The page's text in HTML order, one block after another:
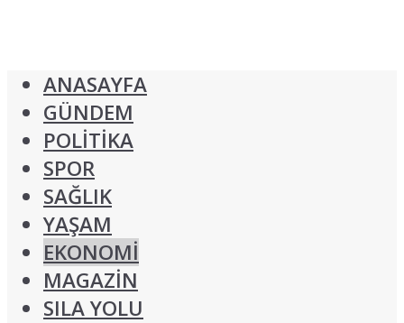
ANASAYFA
GÜNDEM
POLİTİKA
SPOR
SAĞLIK
YAŞAM
EKONOMİ
MAGAZİN
SILA YOLU